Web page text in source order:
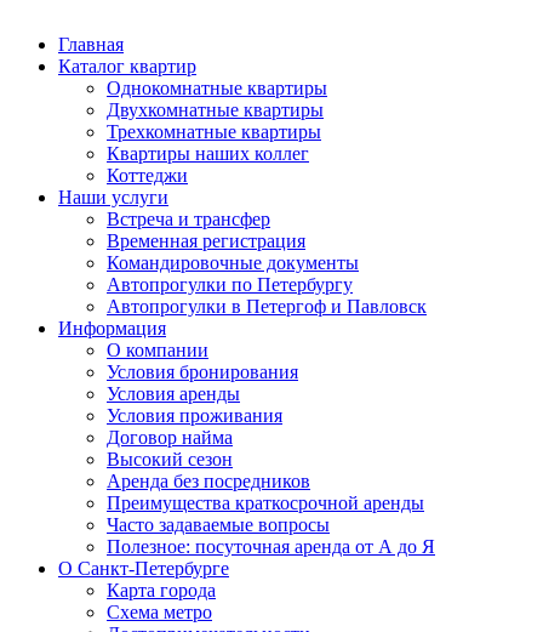
Главная
Каталог квартир
Однокомнатные квартиры
Двухкомнатные квартиры
Трехкомнатные квартиры
Квартиры наших коллег
Коттеджи
Наши услуги
Встреча и трансфер
Временная регистрация
Командировочные документы
Автопрогулки по Петербургу
Автопрогулки в Петергоф и Павловск
Информация
О компании
Условия бронирования
Условия аренды
Условия проживания
Договор найма
Высокий сезон
Аренда без посредников
Преимущества краткосрочной аренды
Часто задаваемые вопросы
Полезное: посуточная аренда от А до Я
О Санкт-Петербурге
Карта города
Схема метро